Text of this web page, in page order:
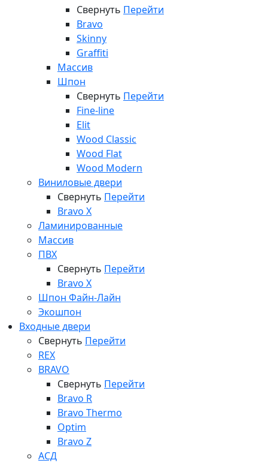
Свернуть Перейти
Bravo
Skinny
Graffiti
Массив
Шпон
Свернуть Перейти
Fine-line
Elit
Wood Classic
Wood Flat
Wood Modern
Виниловые двери
Свернуть Перейти
Bravo X
Ламинированные
Массив
ПВХ
Свернуть Перейти
Bravo X
Шпон Файн-Лайн
Экошпон
Входные двери
Свернуть Перейти
REX
BRAVO
Свернуть Перейти
Bravo R
Bravo Thermo
Optim
Bravo Z
АСД